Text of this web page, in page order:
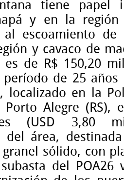
tiene papel
y en la región
al escoamiento
y cavaco de
de R$ 150,20
de 25 años
localizado en la
Porto Alegre (RS),
(USD 3,80
del área,
sólido, con
del